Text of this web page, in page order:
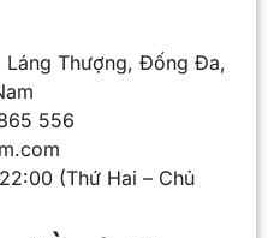
Thượng, Đống Đa,
556
(Thứ Hai – Chủ